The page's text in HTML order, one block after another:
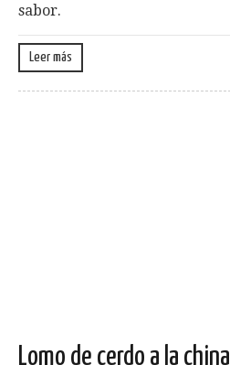
sabor.
Leer más
Lomo de cerdo a la china